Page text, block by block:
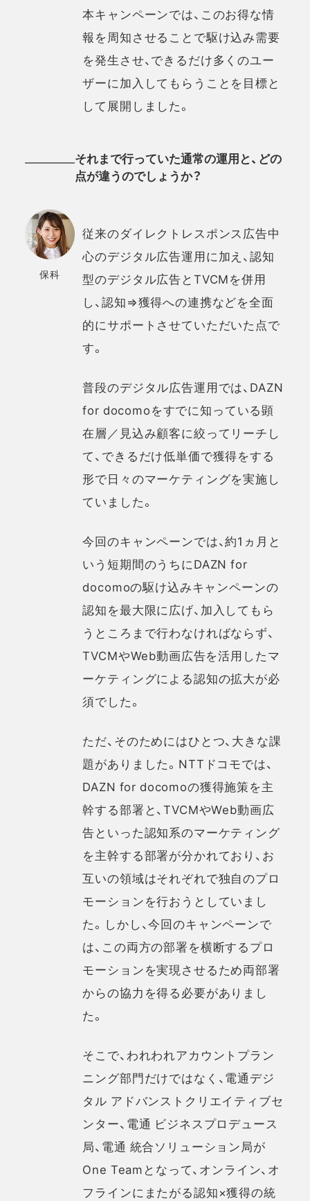
本キャンペーンでは、このお得な情
報を周知させることで駆け込み需要
を発生させ、できるだけ多くのユー
ザーに加入してもらうことを目標と
して展開しました。
それまで行っていた通常の運用と、どの
点が違うのでしょうか？
保科
従来のダイレクトレスポンス広告中
心のデジタル広告運用に加え、認知
型のデジタル広告とTVCMを併用
し、認知⇒獲得への連携などを全面
的にサポートさせていただいた点で
す。
普段のデジタル広告運用では、DAZN
for docomoをすでに知っている顕
在層／見込み顧客に絞ってリーチし
て、できるだけ低単価で獲得をする
形で日々のマーケティングを実施し
ていました。
今回のキャンペーンでは、約1ヵ月と
いう短期間のうちにDAZN for
docomoの駆け込みキャンペーンの
認知を最大限に広げ、加入してもら
うところまで行わなければならず、
TVCMやWeb動画広告を活用したマ
ーケティングによる認知の拡大が必
須でした。
ただ、そのためにはひとつ、大きな課
題がありました。NTTドコモでは、
DAZN for docomoの獲得施策を主
幹する部署と、TVCMやWeb動画広
告といった認知系のマーケティング
を主幹する部署が分かれており、お
互いの領域はそれぞれで独自のプロ
モーションを行おうとしていまし
た。しかし、今回のキャンペーンで
は、この両方の部署を横断するプロ
モーションを実現させるため両部署
からの協力を得る必要がありまし
た。
そこで、われわれアカウントプラン
ニング部門だけではなく、電通デジ
タル アドバンストクリエイティブセ
ンター、電通 ビジネスプロデュース
局、電通 統合ソリューション局が
One Teamとなって、オンライン、オ
フラインにまたがる認知×獲得の統